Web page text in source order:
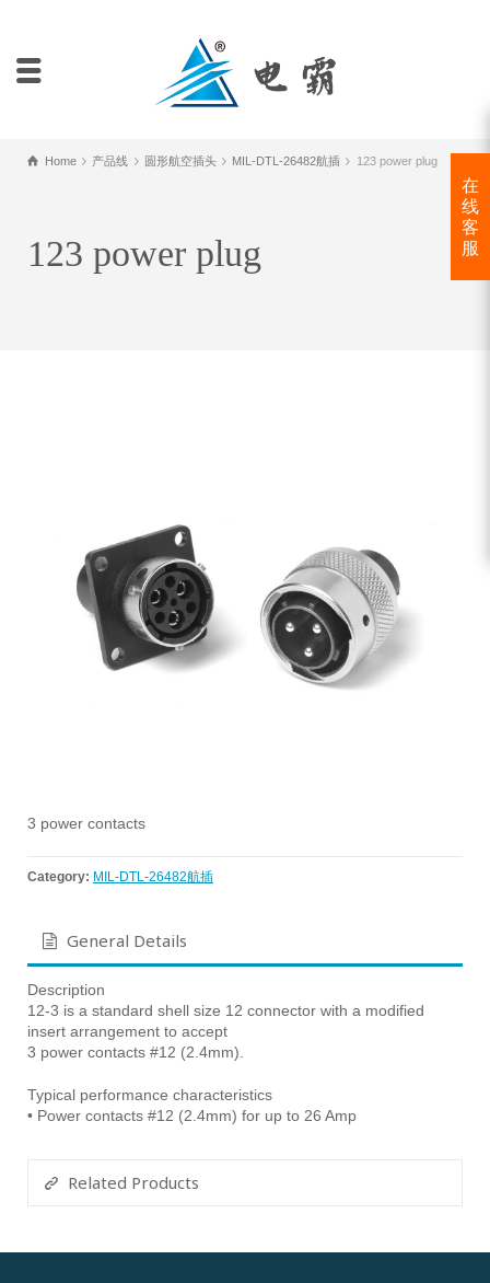
Home 产品线 圆形航空插头 MIL-DTL-26482航插 123 power plug
123 power plug
3 power contacts
Category: MIL-DTL-26482航插
General Details
Description
12-3 is a standard shell size 12 connector with a modified
insert arrangement to accept
3 power contacts #12 (2.4mm).
Typical performance characteristics
• Power contacts #12 (2.4mm) for up to 26 Amp
Related Products
在
线
客
服